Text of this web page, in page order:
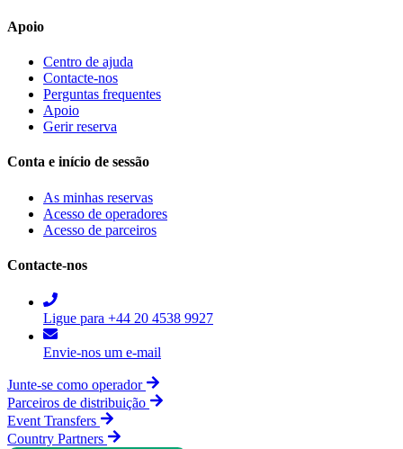
Apoio
Centro de ajuda
Contacte-nos
Perguntas frequentes
Apoio
Gerir reserva
Conta e início de sessão
As minhas reservas
Acesso de operadores
Acesso de parceiros
Contacte-nos
Ligue para +44 20 4538 9927
Envie-nos um e-mail
Junte-se como operador
Parceiros de distribuição
Event Transfers
Country Partners